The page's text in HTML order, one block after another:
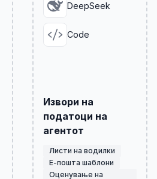
DeepSeek
Code
Извори на
податоци на
агентот
Листи на водилки
Е-пошта шаблони
Оценување на